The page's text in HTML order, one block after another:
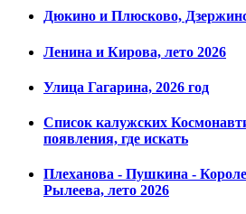
Дюкино и Плюсково,
Ленина и Кирова, лето 2026
Улица Гагарина, 2026 год
Список калужских
появления, где искать
Плеханова - Пушкина -
Рылеева, лето 2026